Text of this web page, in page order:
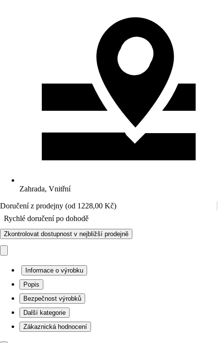
Zahrada, Vnitřní
Doručení z prodejny (od 1228,00 Kč)
Rychlé doručení po dohodě
Zkontrolovat dostupnost v nejbližší prodejně
Informace o výrobku
Popis
Bezpečnost výrobků
Další kategorie
Zákaznická hodnocení